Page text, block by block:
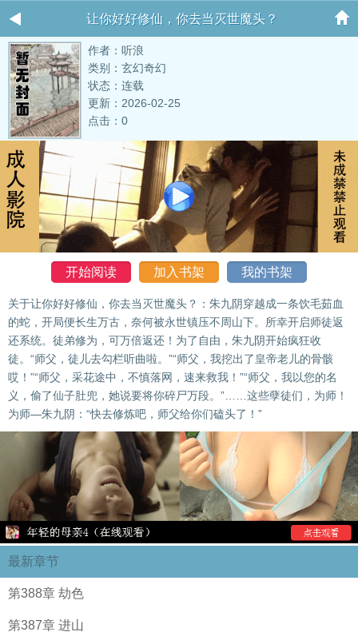
让你好好修仙，你去当灭世魔头？
作者：听浪
类别：玄幻奇幻
状态：连载
更新：2026-02-25
点击：0
开始阅读 加入书架 我的书架
关于让你好好修仙，你去当灭世魔头？：朱九阴穿越成一条饮毛茹血
的蛇，开局便长生万古，奈何被永世镇压不周山下。所幸开启师徒返
还系统。徒弟修为，可万倍返还！为了自由，朱九阴开始疯狂收
徒。“师父，徒儿去勾栏听曲啦。”“师父，我挖出了皇帝老儿的骨骸
哎！”“师父，采花途中，不慎落网，速来救我！”“师父，我以您的名
义，偷了仙子肚兜，她说要将你碎尸万段。”……这些孽徒们，为师！
为师—朱九阴：“快去修炼吧，师父给你们磕头了！”
最新章节
第388章 劫色
第387章 进山